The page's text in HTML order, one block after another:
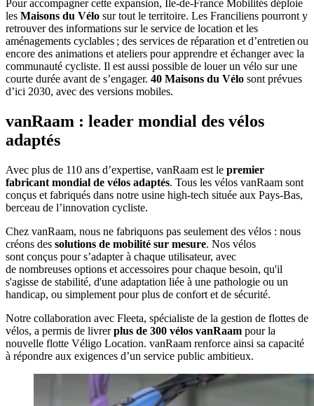
Pour accompagner cette expansion, Île-de-France Mobilités déploie
les Maisons du Vélo sur tout le territoire. Les Franciliens pourront y
retrouver des informations sur le service de location et les
aménagements cyclables ; des services de réparation et d’entretien ou
encore des animations et ateliers pour apprendre et échanger avec la
communauté cycliste. Il est aussi possible de louer un vélo sur une
courte durée avant de s’engager. 40 Maisons du Vélo sont prévues
d’ici 2030, avec des versions mobiles.
vanRaam : leader mondial des vélos
adaptés
Avec plus de 110 ans d’expertise, vanRaam est le premier
fabricant mondial de vélos adaptés. Tous les vélos vanRaam sont
conçus et fabriqués dans notre usine high-tech située aux Pays-Bas,
berceau de l’innovation cycliste.
Chez vanRaam, nous ne fabriquons pas seulement des vélos : nous
créons des solutions de mobilité sur mesure. Nos vélos
sont conçus pour s’adapter à chaque utilisateur, avec
de nombreuses options et accessoires pour chaque besoin, qu'il
s'agisse de stabilité, d'une adaptation liée à une pathologie ou un
handicap, ou simplement pour plus de confort et de sécurité.
Notre collaboration avec Fleeta, spécialiste de la gestion de flottes de
vélos, a permis de livrerplus de 300 vélos vanRaam pour la
nouvelle flotte Véligo Location. vanRaam renforce ainsi sa capacité
à répondre aux exigences d’un service public ambitieux.